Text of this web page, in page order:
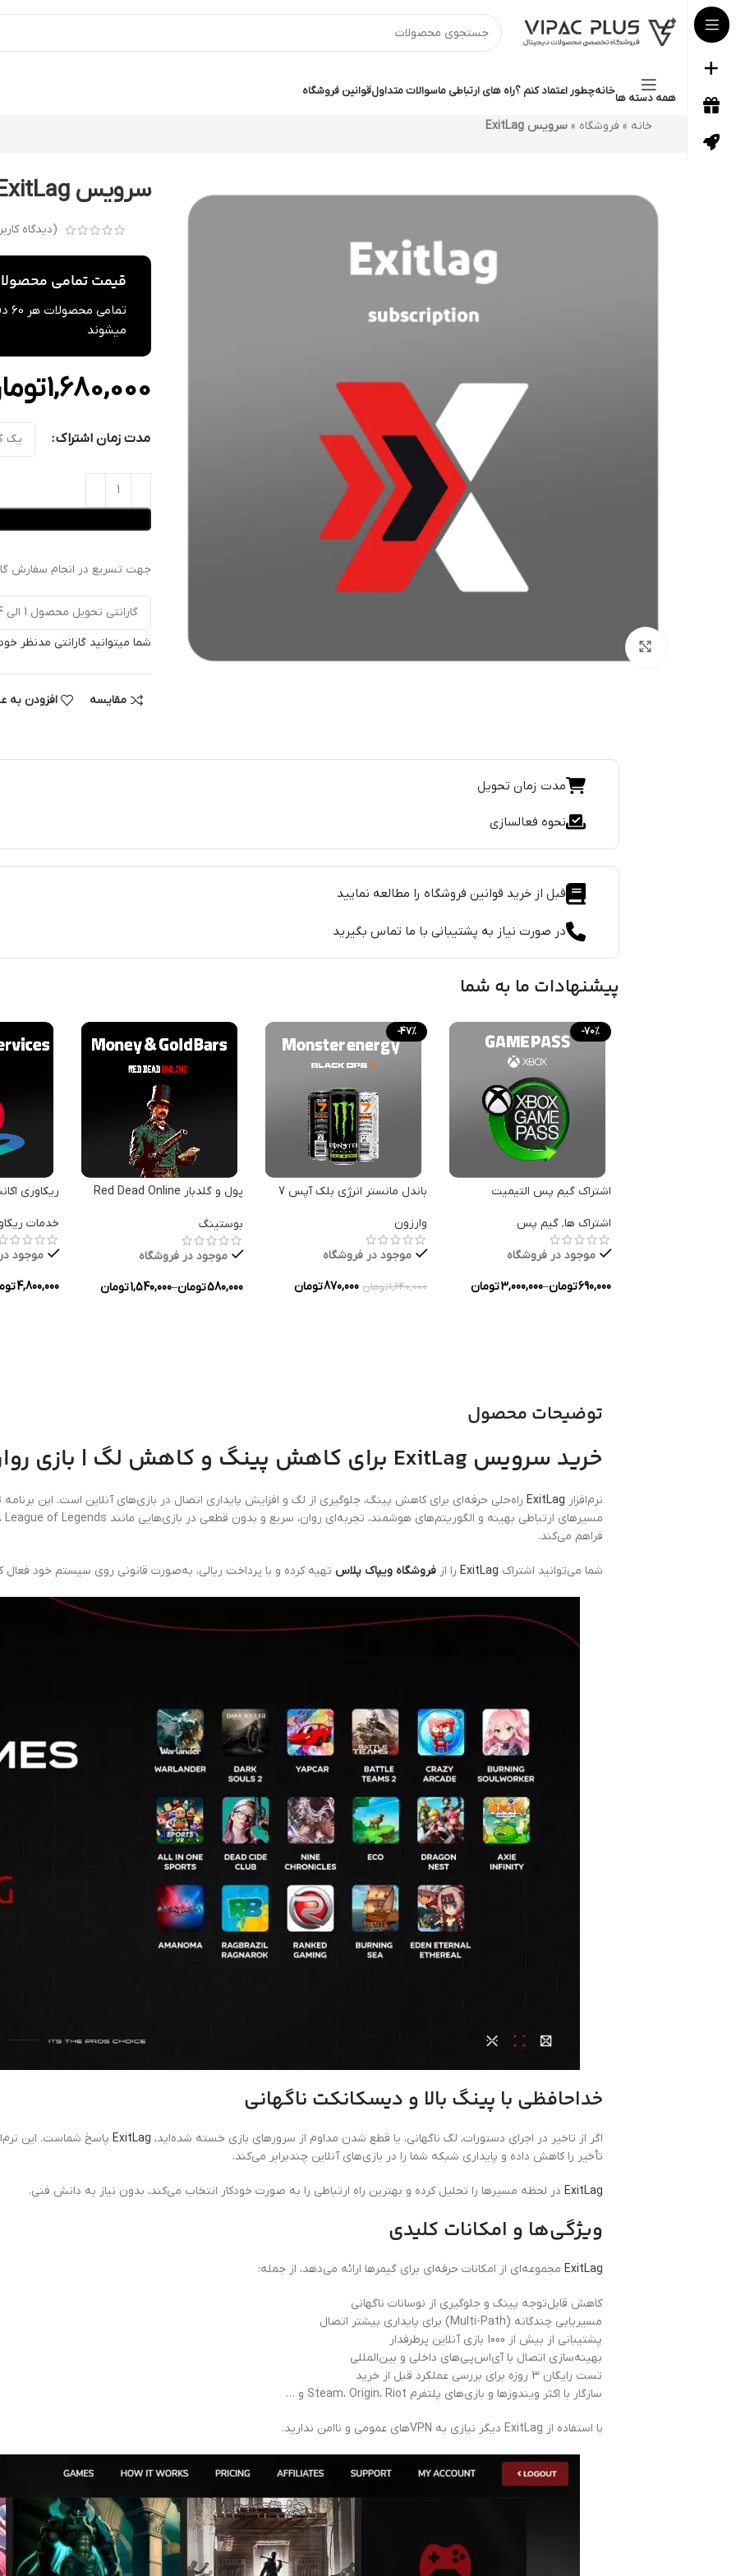
همه دسته ها
خانهچطور اعتماد کنم ؟راه های ارتباطی ماسوالات متداولقوانین فروشگاه
خانه » فروشگاه » سرویس ExitLag
سرویس ExitLag
(دیدگاه کاربر
قیمت تمامی
میشوند
1,680,000
مدت زمان اشتراک
جهت تسریع در انجام سفارش
شما میتوانید گارانتی مدنظر
مقایسه افزودن به
مدت زمان تحویل
نحوه فعالسازی
قبل از خرید قوانین فروشگاه را مطالعه نمایید
در صورت نیاز به پشتیبانی با ما تماس بگیرید
پیشنهادات ما به شما
-70%
اشتراک گیم پس التیمیت
اشتراک ها, گیم پس
موجود در فروشگاه
690,000تومان–
3,000,000تومان
-47%
باندل مانستر انرژی بلک آپس 7
وارزون
موجود در فروشگاه
1,640,000تومان 870,000تومان
پول و گلدبار Red Dead Online
بوستینگ
موجود در فروشگاه
580,000تومان–
1,540,000تومان
ریکاوری
خدمات
موجود
4,800,000
توضیحات محصول
خرید سرویس ExitLag برای کاهش پینگ و کاهش لگ | بازی روان بدون قطعی و تأخیر
نرم‌افزار ExitLag راه‌حلی حرفه‌ای برای کاهش پینگ، جلوگیری از لگ و افزایش پایداری اتصال در بازی‌های آنلاین است. این
فراهم می‌کند.
شما می‌توانید اشتراک ExitLag را از فروشگاه ویپاک پلاس تهیه کرده و با پرداخت ریالی، به‌صورت قانونی روی سیستم خود فعال
خداحافظی با پینگ بالا و دیسکانکت ناگهانی
اگر از تاخیر در اجرای دستورات، لگ ناگهانی، یا قطع شدن مداوم از سرورهای بازی خسته شده‌اید، ExitLag پاسخ شماست. این
تأخیر را کاهش داده و پایداری شبکه شما را در بازی‌های آنلاین چندبرابر می‌کند.
ExitLag در لحظه مسیرها را تحلیل کرده و بهترین راه ارتباطی را به صورت خودکار انتخاب می‌کند، بدون نیاز به دانش فنی.
ویژگی‌ها و امکانات کلیدی
ExitLag مجموعه‌ای از امکانات حرفه‌ای برای گیمرها ارائه می‌دهد، از جمله:
کاهش قابل‌توجه پینگ و جلوگیری از نوسانات ناگهانی
مسیر‌یابی چندگانه (Multi-Path) برای پایداری بیشتر اتصال
پشتیبانی از بیش از 1000 بازی آنلاین پرطرفدار
بهینه‌سازی اتصال با آی‌اس‌پی‌های داخلی و بین‌المللی
تست رایگان 3 روزه برای بررسی عملکرد قبل از خرید
سازگار با اکثر ویندوزها و بازی‌های پلتفرم Steam، Origin، Riot و …
با استفاده از ExitLag دیگر نیازی به VPNهای عمومی و ناامن ندارید.